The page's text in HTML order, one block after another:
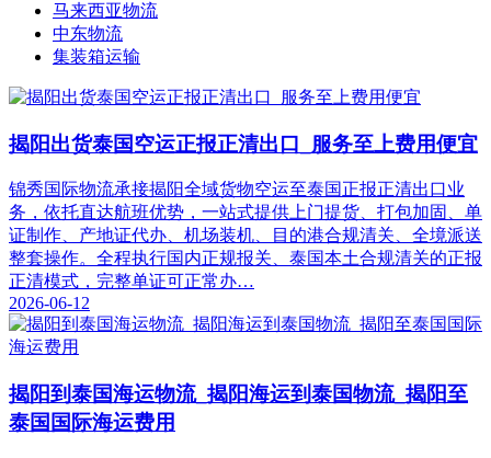
马来西亚物流
中东物流
集装箱运输
揭阳出货泰国空运正报正清出口_服务至上费用便宜
锦秀国际物流承接揭阳全域货物空运至泰国正报正清出口业
务，依托直达航班优势，一站式提供上门提货、打包加固、单
证制作、产地证代办、机场装机、目的港合规清关、全境派送
整套操作。全程执行国内正规报关、泰国本土合规清关的正报
正清模式，完整单证可正常办…
2026-06-12
揭阳到泰国海运物流_揭阳海运到泰国物流_揭阳至
泰国国际海运费用